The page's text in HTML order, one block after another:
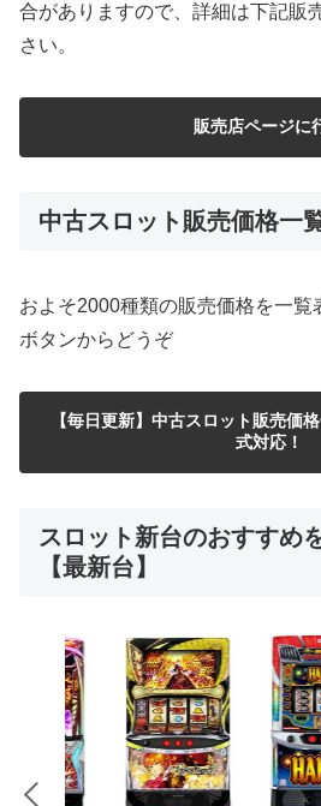
合がありますので、詳細は下記販
さい。
販売店ページに
中古スロット販売価格一
およそ2000種類の販売価格を一覧
ボタンからどうぞ
【毎日更新】中古スロット販売価
式対応！
スロット新台のおすすめ
【最新台】